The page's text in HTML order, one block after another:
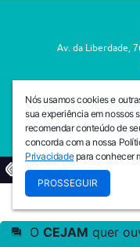
Av. da Liberdade,
Av. da Liberdade,
© 2026
Nós usamos cookies e
sua experiência em nossos
recomendar conteúdo de
concorda com a nossa
Privacidadepara conhecer
PROSSEGUIR
O CEJAM quer